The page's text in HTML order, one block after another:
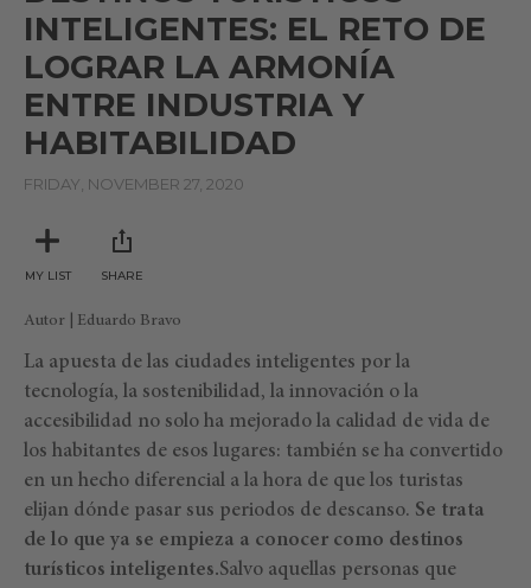
INTELIGENTES: EL RETO DE
LOGRAR LA ARMONÍA
ENTRE INDUSTRIA Y
HABITABILIDAD
FRIDAY, NOVEMBER 27, 2020
MY LIST SHARE
Autor | Eduardo Bravo
La apuesta de las ciudades inteligentes por la
tecnología, la sostenibilidad, la innovación o la
accesibilidad no solo ha mejorado la calidad de vida de
los habitantes de esos lugares: también se ha convertido
en un hecho diferencial a la hora de que los turistas
elijan dónde pasar sus periodos de descanso. Se trata
de lo que ya se empieza a conocer como destinos
turísticos inteligentes.Salvo aquellas personas que